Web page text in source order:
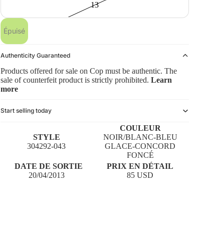
13
Épuisé
Authenticity Guaranteed
Products offered for sale on Cop must be authentic. The
sale of counterfeit product is strictly prohibited. Learn
more
Start selling today
STYLE
304292-043
COULEUR
NOIR/BLANC-BLEU
GLACE-CONCORD
FONCÉ
DATE DE SORTIE
20/04/2013
PRIX EN DÉTAIL
85 USD